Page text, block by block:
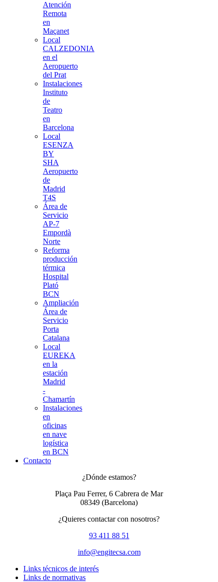
Atención
Remota
en
Maçanet
Local
CALZEDONIA
en el
Aeropuerto
del Prat
Instalaciones
Instituto
de
Teatro
en
Barcelona
Local
ESENZA
BY
SHA
Aeropuerto
de
Madrid
T4S
Área de
Servicio
AP-7
Empordà
Norte
Reforma
producción
térmica
Hospital
Plató
BCN
Ampliación
Área de
Servicio
Porta
Catalana
Local
EUREKA
en la
estación
Madrid
-
Chamartín
Instalaciones
en
oficinas
en nave
logística
en BCN
Contacto
¿Dónde estamos?
Plaça Pau Ferrer, 6 Cabrera de Mar
08349 (Barcelona)
¿Quieres contactar con nosotros?
93 411 88 51
info@engitecsa.com
Links técnicos de interés
Links de normativas